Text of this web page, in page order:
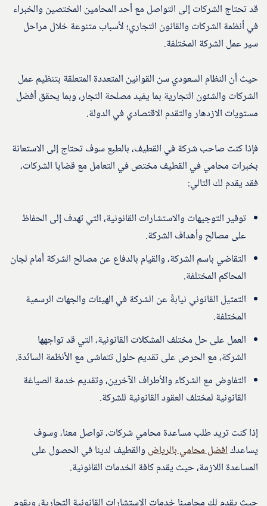
قد تحتاج الشركات إلى التواصل مع أحد المحامين المختصين والخبراء
في أنظمة الشركات والقانون التجاري؛ لأسباب متنوعة خلال مراحل
سير عمل الشركة المختلفة.
حيث أن النظام السعودي سن القوانين المتعددة المتعلقة بتنظيم عمل
الشركات والشئون التجارية بما يفيد مصلحة التجار، وبما يحقق أفضل
مستويات الازدهار والتقدم الاقتصادي في الدولة.
فإذا كنت صاحب شركة في القطيف، بالطبع سوف تحتاج إلى الاستعانة
بخبرات محامي في القطيف مختص في التعامل مع قضايا الشركات،
فقد يقدم لك التالي:
توفير التوجيهات والاستشارات القانونية، التي تهدف إلى الحفاظ
على مصالح وأهداف الشركة.
التقاضي باسم الشركة، والقيام بالدفاع عن مصالح الشركة أمام لجان
المحاكم المختلفة.
التمثيل القانوني نيابةً عن الشركة في الهيئات والجهات الرسمية
المختلفة.
العمل على حل مختلف المشكلات القانونية، التي قد تواجهها
الشركة، مع الحرص على تقديم حلول تتماشى مع الأنظمة السائدة.
التفاوض مع الشركاء والأطراف الآخرين، وتقديم خدمة الصياغة
القانونية لمختلف العقود القانونية للشركة.
إذا كنت تريد طلب مساعدة محامي شركات، تواصل معنا، وسوف
يساعدكافضل محامي بالرياض والقطيف لدينا في الحصول على
المساعدة اللازمة، حيث يقدم كافة الخدمات القانونية.